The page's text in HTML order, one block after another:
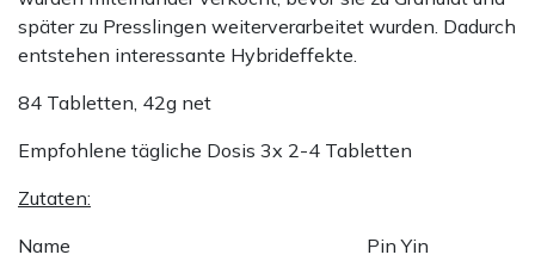
später zu Presslingen weiterverarbeitet wurden. Dadurch
entstehen interessante Hybrideffekte.
84 Tabletten, 42g net
Empfohlene tägliche Dosis 3x 2-4 Tabletten
Zutaten:
Name
Pin Yin